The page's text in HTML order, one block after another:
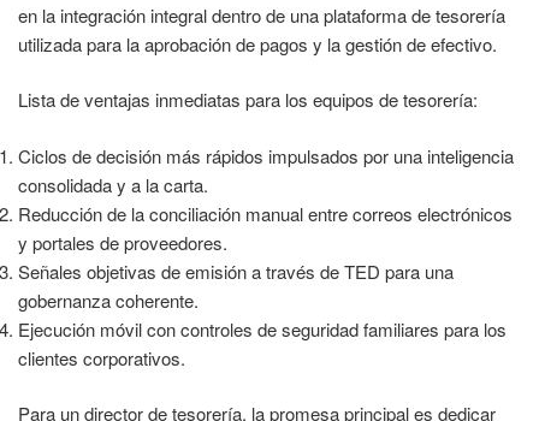
en la integración integral dentro de una plataforma de tesorería
utilizada para la aprobación de pagos y la gestión de efectivo.
Lista de ventajas inmediatas para los equipos de tesorería:
Ciclos de decisión más rápidos impulsados por una inteligencia
consolidada y a la carta.
Reducción de la conciliación manual entre correos electrónicos
y portales de proveedores.
Señales objetivas de emisión a través de TED para una
gobernanza coherente.
Ejecución móvil con controles de seguridad familiares para los
clientes corporativos.
Para un director de tesorería, la promesa principal es dedicar